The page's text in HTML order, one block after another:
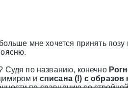
мне хочется принять позу
Судя по названию, конечно
и списана (!) с образов